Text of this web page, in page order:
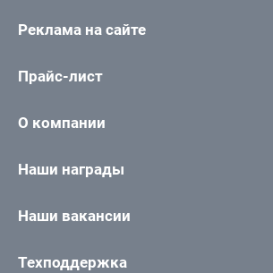
Реклама на сайте
Прайс-лист
О компании
Наши награды
Наши вакансии
Техподдержка